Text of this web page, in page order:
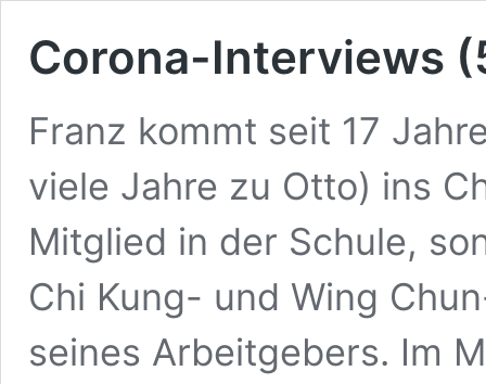
Corona-Interviews
Franz kommt seit 17
viele Jahre zu Otto) ins
Mitglied in der Schule,
Chi Kung- und Wing
seines Arbeitgebers. Im